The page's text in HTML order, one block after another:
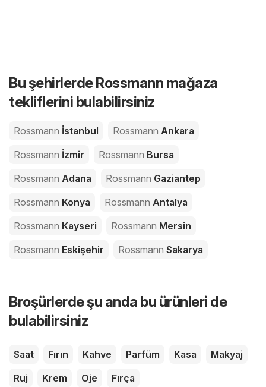
Bu şehirlerde Rossmann mağaza
tekliflerini bulabilirsiniz
Rossmann İstanbul Rossmann Ankara
Rossmann İzmir Rossmann Bursa
Rossmann Adana Rossmann Gaziantep
Rossmann Konya Rossmann Antalya
Rossmann Kayseri Rossmann Mersin
Rossmann Eskişehir Rossmann Sakarya
Broşürlerde şu anda bu ürünleri de
bulabilirsiniz
Saat Fırın Kahve Parfüm Kasa
Makyaj
Ruj
Krem Oje Fırça